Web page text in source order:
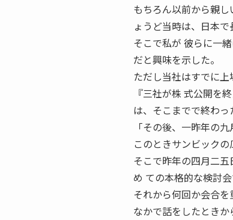
もちろん以前から親
ょうど当時は、日本
そこで私が 彼らに一
だと興味を示した。
ただし当社はすでに
『三社が株 式公開を
は、そこまでで終わっ
「その後、一昨年の
このときサンビック
そこで昨年の四月二
め ての本格的な検討会
それから何回か会合を
なかで話をしたときか